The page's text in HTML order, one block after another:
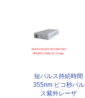
短パルス持続時間
355nm ピコ秒パル
ス紫外レーザ